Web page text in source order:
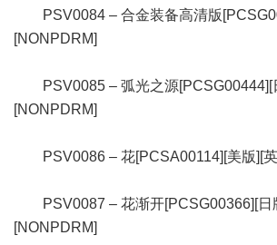
PSV0084 – 合金装备高清版
[NONPDRM]
PSV0085 – 弧光之源[PCSG00444][
[NONPDRM]
PSV0086 – 花[PCSA00114][美版][英
PSV0087 – 花渐开[PCSG00366][日
[NONPDRM]